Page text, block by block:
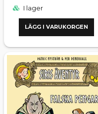
I lager
LÄGG I VARUKORGEN